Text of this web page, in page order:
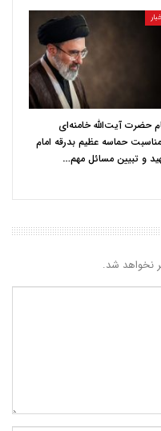
حضرت آیت‌الله خامنه‌ای
حماسه عظیم بدرقه امام
و تبیین مسائل مهم…
نخواهد شد.